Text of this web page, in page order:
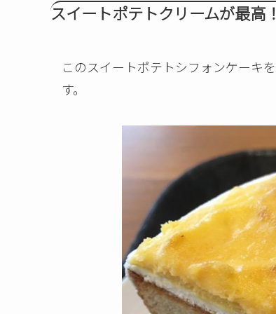
スイートポテトクリームが最高！
このスイートポテトシフォンケーキ
す。